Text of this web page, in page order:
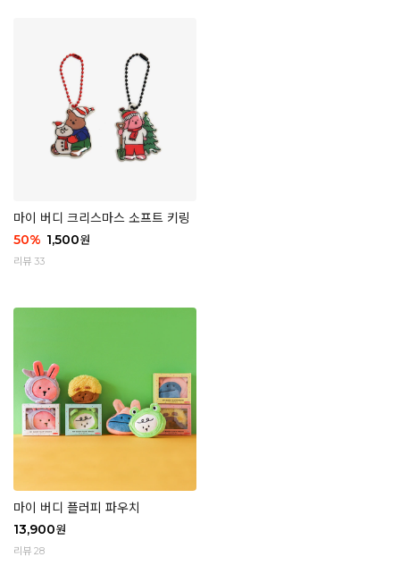
마이 버디 크리스마스 소프트 키링
50% 1,500원
리뷰 33
마이 버디 플러피 파우치
13,900원
리뷰 28